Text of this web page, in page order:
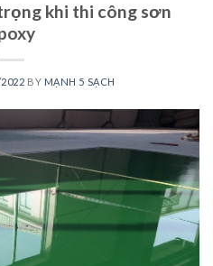
khi thi công sơn
BY MẠNH 5 SẠCH